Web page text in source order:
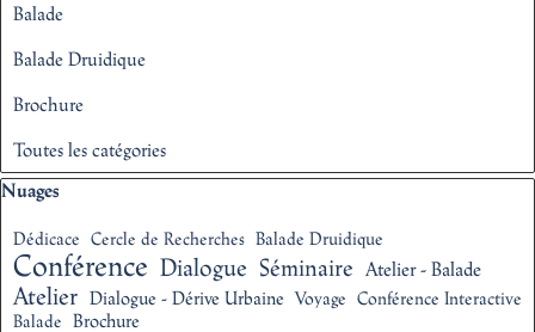
Balade
Balade Druidique
Brochure
Toutes les catégories
Sauter le bloc Nuages
Nuages
Dédicace Cercle de Recherches Balade Druidique
Conférence Dialogue Séminaire Atelier - Balade
Atelier Dialogue - Dérive Urbaine Voyage Conférence Interactive
Balade Brochure